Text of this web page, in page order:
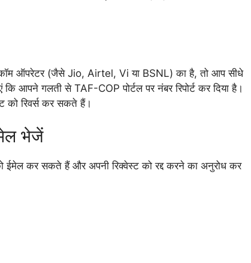
ऑपरेटर (जैसे Jio, Airtel, Vi या BSNL) का है, तो आप सीधे
आपने गलती से TAF-COP पोर्टल पर नंबर रिपोर्ट कर दिया है।
को रिवर्स कर सकते हैं।
भेजें
कर सकते हैं और अपनी रिक्वेस्ट को रद्द करने का अनुरोध कर